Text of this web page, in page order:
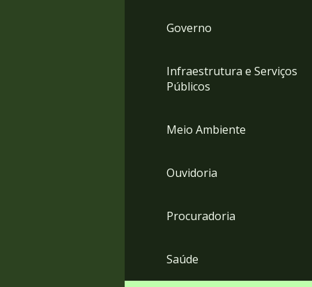
Governo
Infraestrutura e Serviços
Públicos
Meio Ambiente
Ouvidoria
Procuradoria
Saúde